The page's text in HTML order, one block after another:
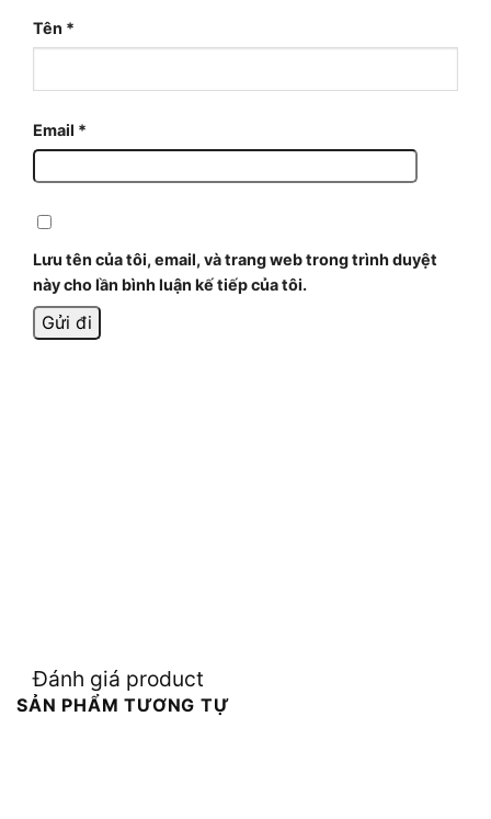
Tên *
Email *
Lưu tên của tôi, email, và trang web trong trình duyệt
này cho lần bình luận kế tiếp của tôi.
Đánh giá product
SẢN PHẨM TƯƠNG TỰ